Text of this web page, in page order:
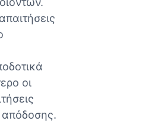
οι
απόδοσης.